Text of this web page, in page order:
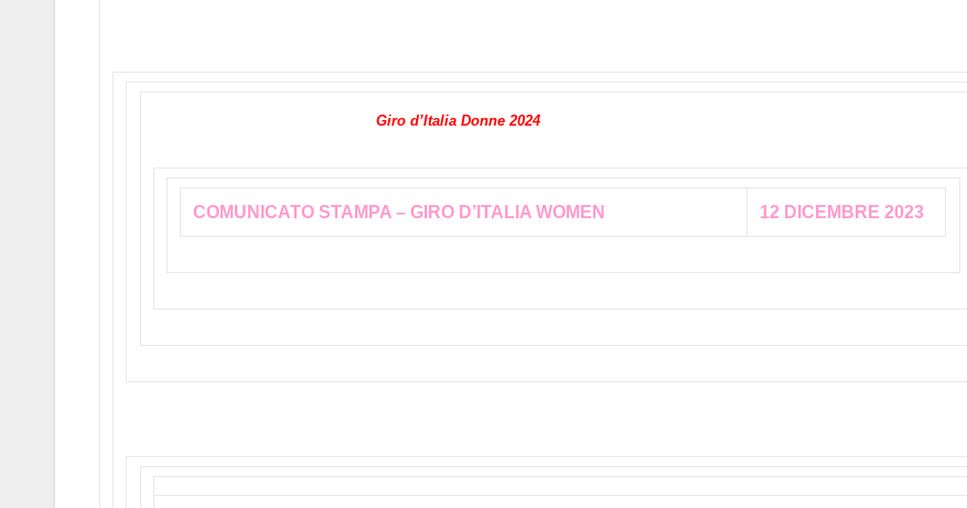
Giro d’Italia Donne 2024
COMUNICATO STAMPA – GIRO D’ITALIA WOMEN 12 DICEMBRE 2023